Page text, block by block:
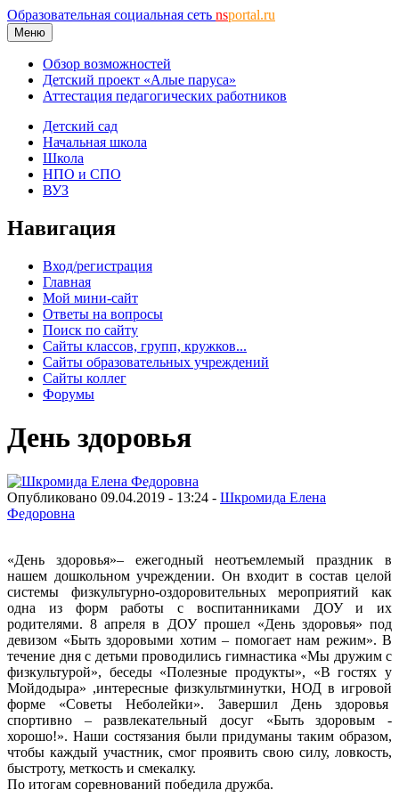
Образовательная социальная сеть nsportal.ru
Меню
Обзор возможностей
Детский проект «Алые паруса»
Аттестация педагогических работников
Детский сад
Начальная школа
Школа
НПО и СПО
ВУЗ
Навигация
Вход/регистрация
Главная
Мой мини-сайт
Ответы на вопросы
Поиск по сайту
Сайты классов, групп, кружков...
Сайты образовательных учреждений
Сайты коллег
Форумы
День здоровья
Опубликовано 09.04.2019 - 13:24 - Шкромида Елена
Федоровна
«День здоровья»– ежегодный неотъемлемый праздник в
нашем дошкольном учреждении. Он входит в состав целой
системы физкультурно-оздоровительных мероприятий как
одна из форм работы с воспитанниками ДОУ и их
родителями. 8апреля в ДОУ прошел «День здоровья» под
девизом «Быть здоровыми хотим – помогает нам режим». В
течение дня с детьми проводились гимнастика «Мы дружим с
физкультурой», беседы «Полезные продукты», «В гостях у
Мойдодыра» ,интересные физкультминутки, НОД в игровой
форме «Советы Неболейки». Завершил День здоровья
спортивно – развлекательный досуг «Быть здоровым -
хорошо!». Наши состязания были придуманы таким образом,
чтобы каждый участник, смог проявить свою силу, ловкость,
быстроту, меткость и смекалку.
По итогам соревнований победила дружба.